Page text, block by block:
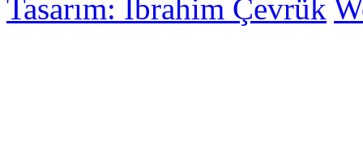
Tasarım: İbrahim Çevrük